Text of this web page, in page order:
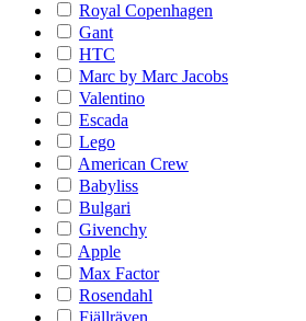
Royal Copenhagen
Gant
HTC
Marc by Marc Jacobs
Valentino
Escada
Lego
American Crew
Babyliss
Bulgari
Givenchy
Apple
Max Factor
Rosendahl
Fjällräven